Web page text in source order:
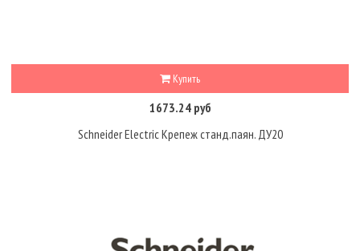
Купить
1673.24 руб
Schneider Electric Крепеж станд.паян. ДУ20